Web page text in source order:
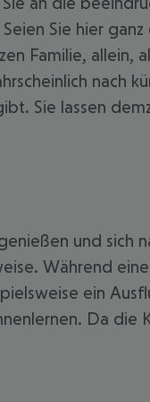
Sie hier
Familie, allein,
nach
Sie lassen
und sich
Während
ein
Da die